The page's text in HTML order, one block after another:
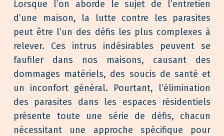
Lorsque l’on aborde le sujet de l’entretien
d’une maison, la lutte contre les parasites
peut être l’un des défis les plus complexes à
relever. Ces intrus indésirables peuvent se
faufiler dans nos maisons, causant des
dommages matériels, des soucis de santé et
un inconfort général. Pourtant, l’élimination
des parasites dans les espaces résidentiels
présente toute une série de défis, chacun
nécessitant une approche spécifique pour